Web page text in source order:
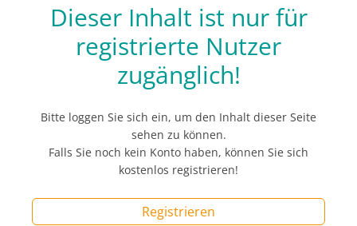
Dieser Inhalt ist nur für
registrierte Nutzer
zugänglich!
Bitte loggen Sie sich ein, um den Inhalt dieser Seite
sehen zu können.
Falls Sie noch kein Konto haben, können Sie sich
kostenlos registrieren!
Registrieren